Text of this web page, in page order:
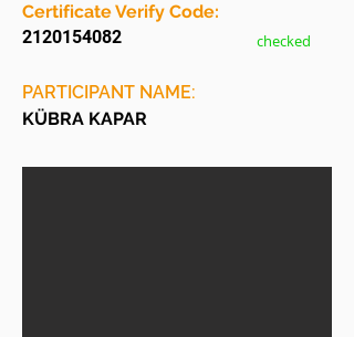
2120154082
Certificate Verify Code:
checked
PARTICIPANT NAME:
KÜBRA KAPAR